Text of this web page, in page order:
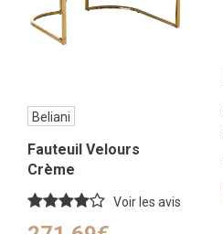
Beliani
Fauteuil Velours
Crème
Voir les avis